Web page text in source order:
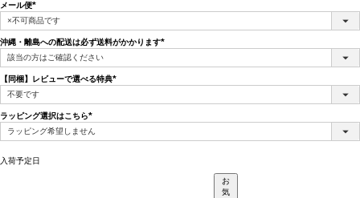
メール便
(必
須)
沖縄・離島への配送は必ず送料がかかります
【同梱】レビューで選べる特典
ラッピング選択はこちら
(必
入荷予定日
お
気